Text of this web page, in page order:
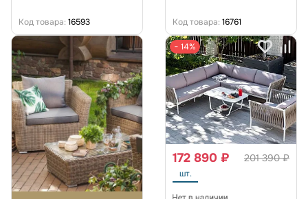
Код товара: 16593 Код товара: 16761
− 14%
201 390 ₽
172 890 ₽
шт.